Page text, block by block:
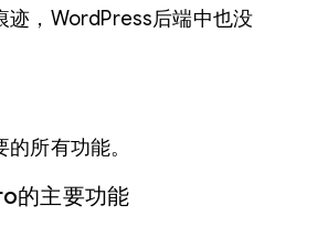
迹，WordPress后端中也没
所有功能。
的主要功能